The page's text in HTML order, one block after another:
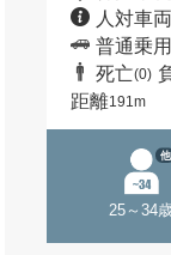
人対車
普通乗
死亡(0)
距離191m
25～34
他